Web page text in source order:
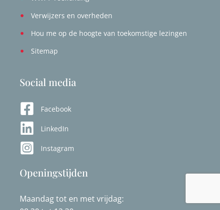
Verwijzers en overheden
Hou me op de hoogte van toekomstige lezingen
Sitemap
Social media
Facebook
LinkedIn
Instagram
Openingstijden
Maandag tot en met vrijdag: